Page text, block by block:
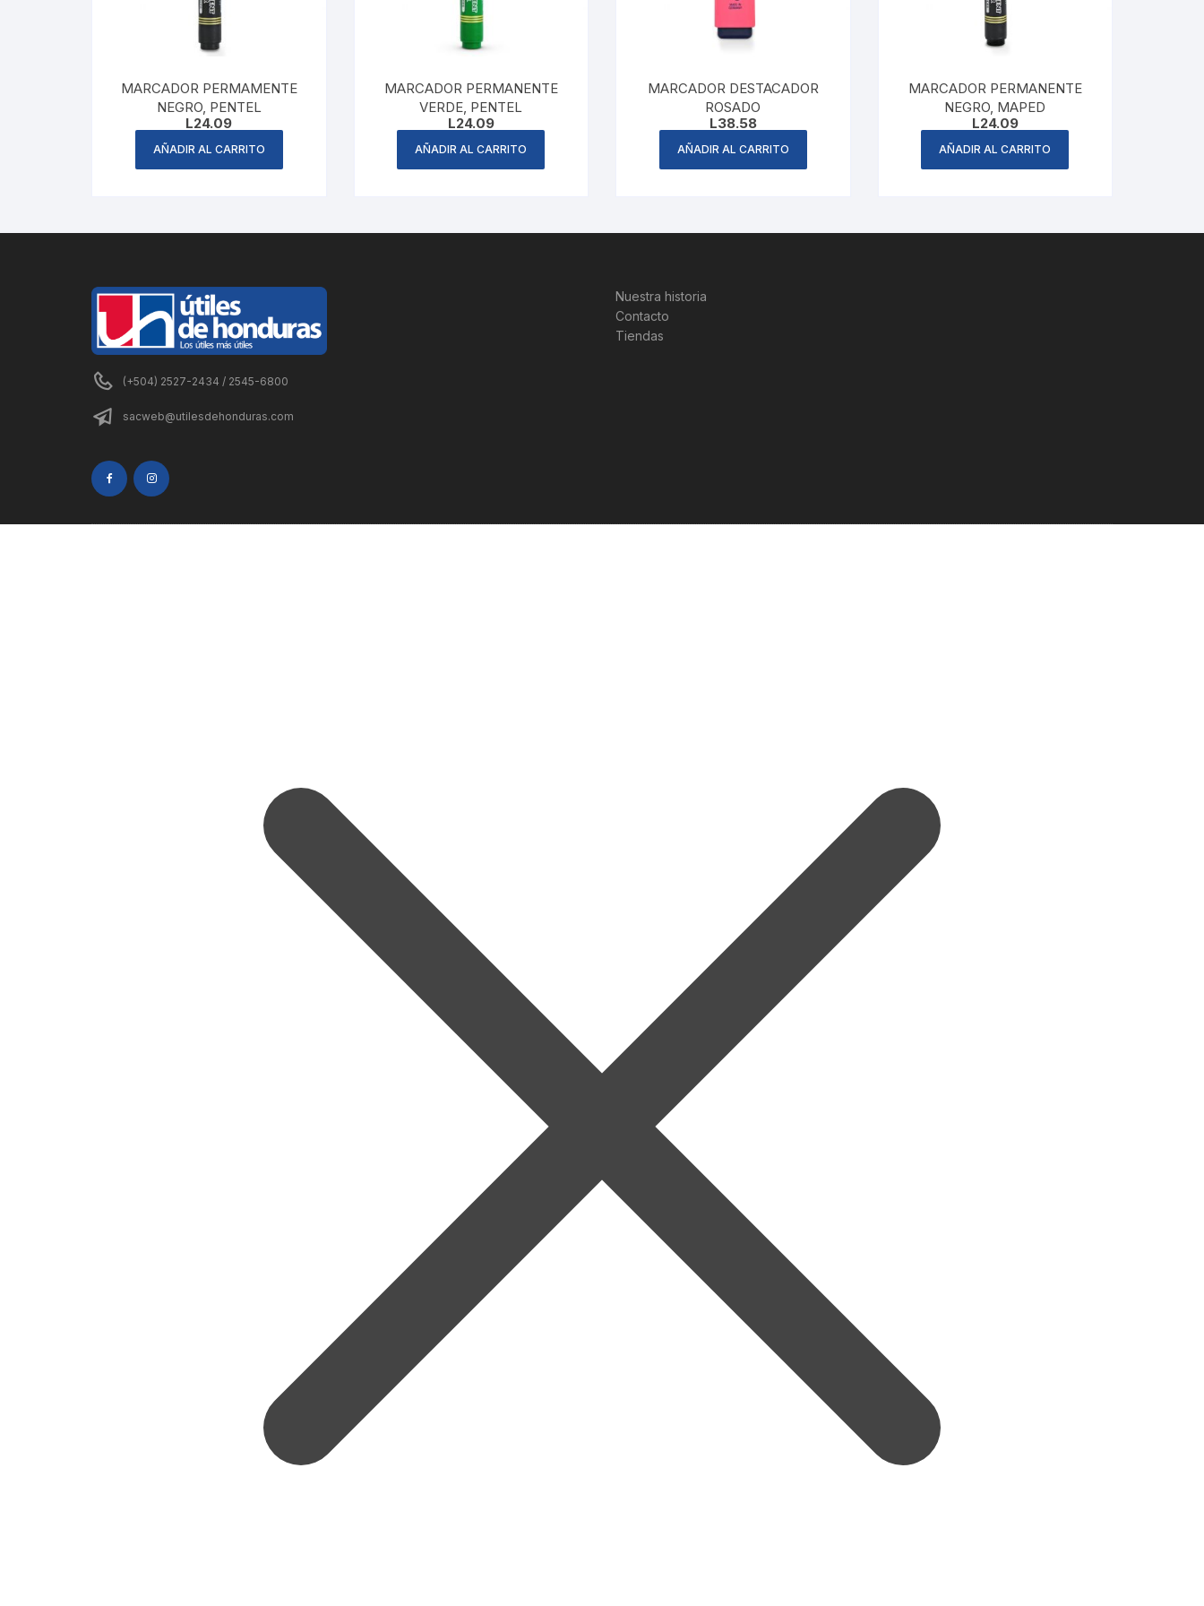
MARCADOR PERMAMENTE
NEGRO, PENTEL
L24.09
AÑADIR AL CARRITO
MARCADOR PERMANENTE
VERDE, PENTEL
L24.09
AÑADIR AL CARRITO
MARCADOR DESTACADOR
ROSADO
L38.58
AÑADIR AL CARRITO
MARCADOR PERMANENTE
NEGRO, MAPED
L24.09
AÑADIR AL CARRITO
(+504) 2527-2434 / 2545-6800
sacweb@utilesdehonduras.com
Nuestra historia
Contacto
Tiendas